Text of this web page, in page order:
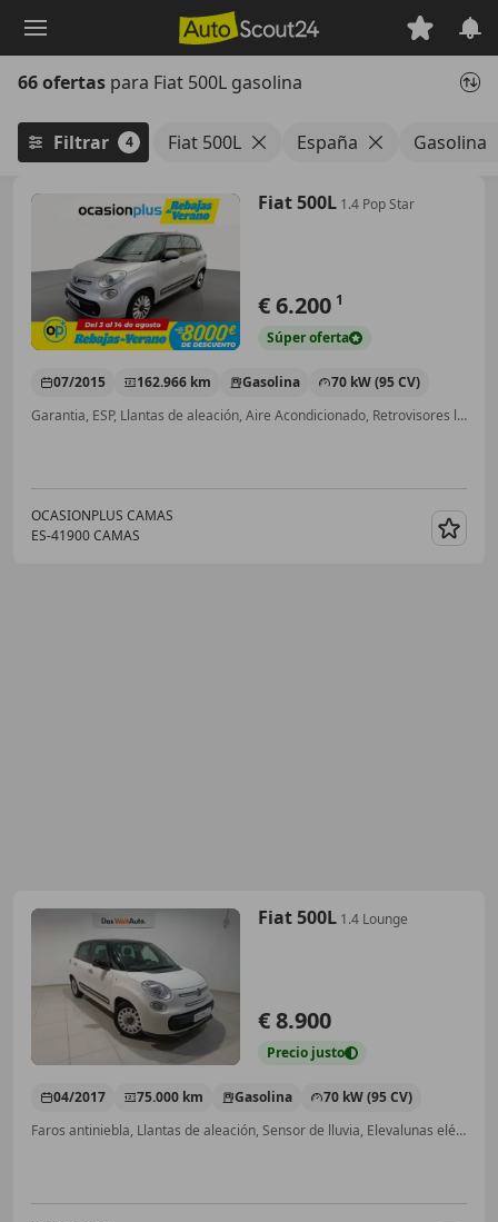
principal
66 ofertas para Fiat 500L gasolina
Filtrar 4 Fiat 500L España Gasolina
Fiat 500L 1.4 Pop Star
€ 6.200 1
Súperoferta
07/2015 162.966 km Gasolina
70 kW (95 CV)
Garantia, ESP, Llantas de aleación, Aire Acondicionado, Retrovisores laterales eléctricos, Airbag acompañante
OCASIONPLUS CAMAS
ES-41900 CAMAS
Fiat 500L 1.4 Lounge
€ 8.900
Precio justo
04/2017 75.000 km Gasolina
70 kW (95 CV)
Faros antiniebla, Llantas de aleación, Sensor de lluvia, Elevalunas eléctrico, Climatizador automático, ESP, ABS, Airbag del conductor